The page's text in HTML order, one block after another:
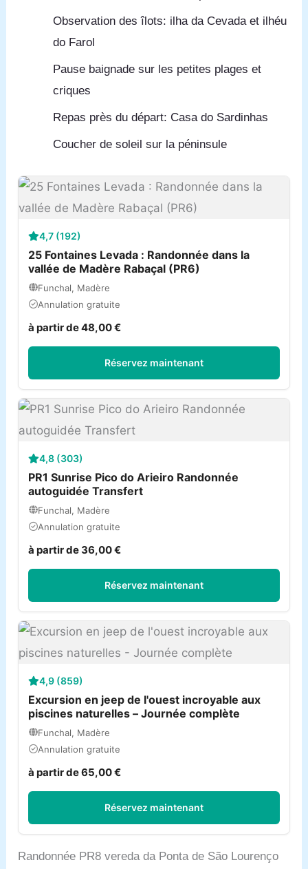
Observation des îlots: ilha da Cevada et ilhéu
do Farol
Pause baignade sur les petites plages et
criques
Repas près du départ: Casa do Sardinhas
Coucher de soleil sur la péninsule
4,7 (192)
25 Fontaines Levada : Randonnée dans la
vallée de Madère Rabaçal (PR6)
Funchal, Madère
Annulation gratuite
à partir de 48,00 €
Réservez maintenant
4,8 (303)
PR1 Sunrise Pico do Arieiro Randonnée
autoguidée Transfert
Funchal, Madère
Annulation gratuite
à partir de 36,00 €
Réservez maintenant
4,9 (859)
Excursion en jeep de l'ouest incroyable aux
piscines naturelles – Journée complète
Funchal, Madère
Annulation gratuite
à partir de 65,00 €
Réservez maintenant
Randonnée PR8 vereda da Ponta de São Lourenço